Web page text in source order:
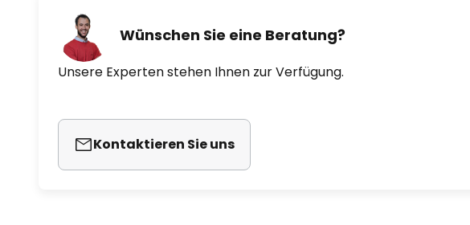
Wünschen Sie eine Beratung?
Unsere Experten stehen Ihnen zur Verfügung.
Kontaktieren Sie uns